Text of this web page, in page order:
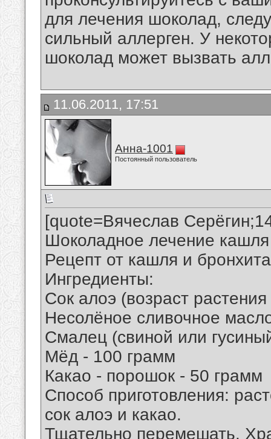
для лечения шоколад,
сильный аллерген. У
шоколад может вызвать
11.06.2011, 17:51
Анна-1001
Постоянный пользователь
[quote=Вячеслав
Шоколадное лечение
Рецепт от кашля и бронхита
Ингредиенты:
Сок алоэ (возраст
Несолёное сливочное
Смалец (свиной или
Мёд - 100 грамм
Какао - порошок - 50 грамм
Способ приготовления:
сок алоэ и какао.
Тщательно перемешать.